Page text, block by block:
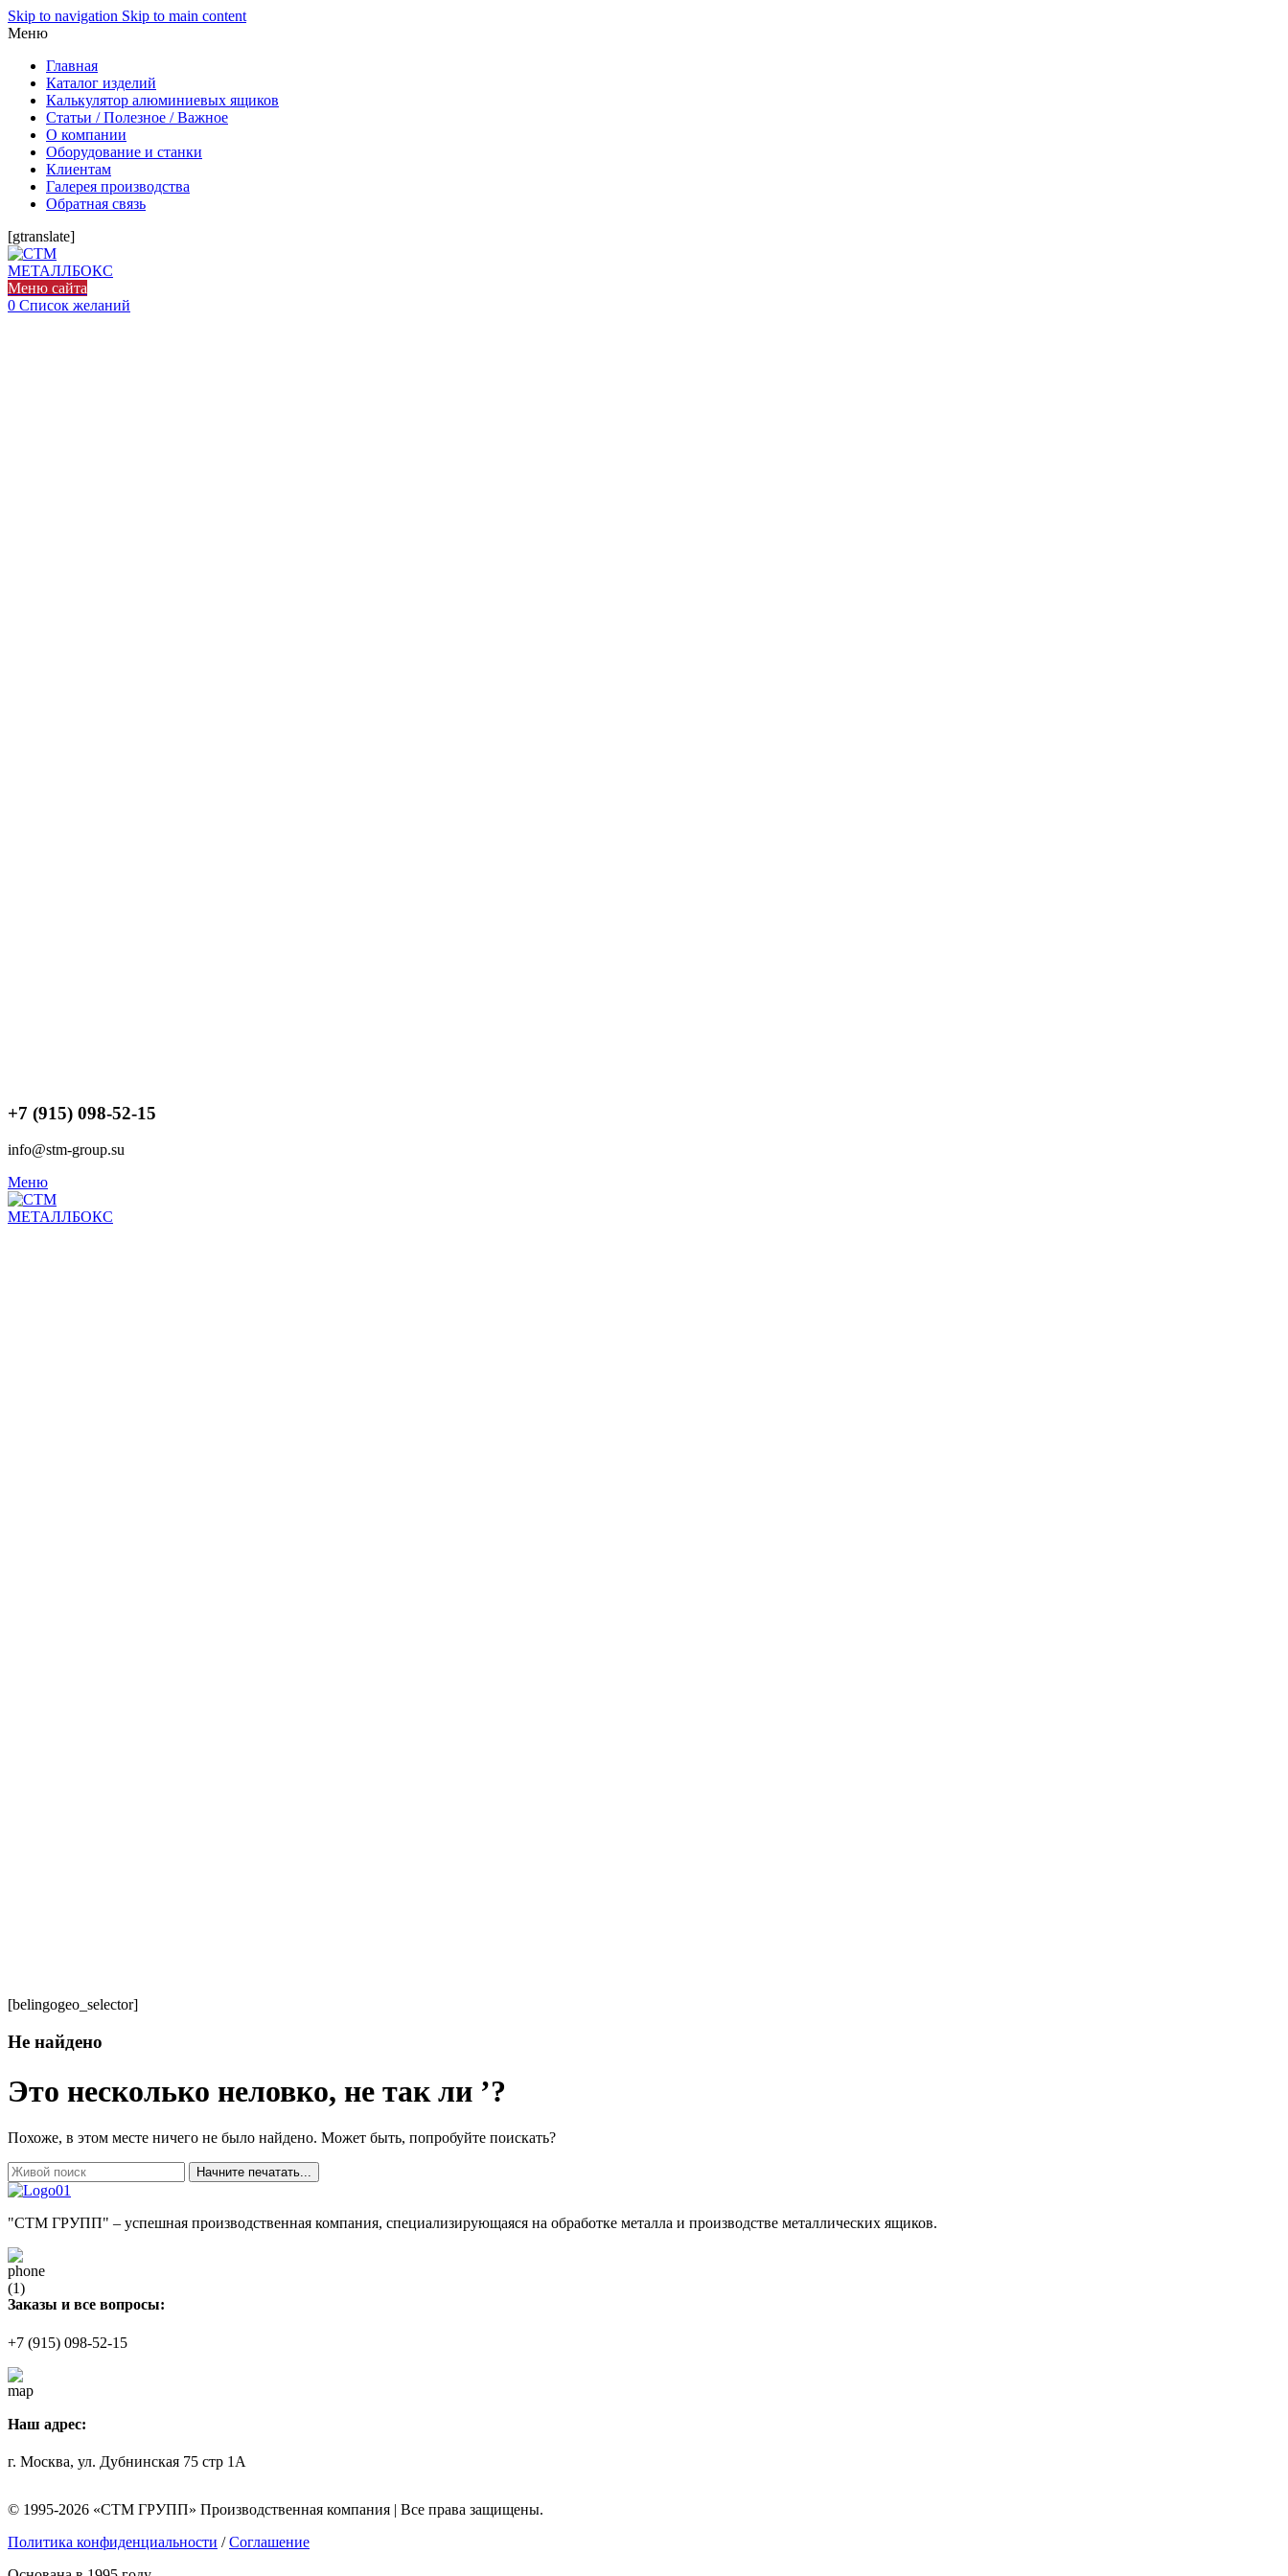
Skip to navigation Skip to main content
Меню
Главная
Каталог изделий
Калькулятор алюминиевых ящиков
Статьи / Полезное / Важное
О компании
Оборудование и станки
Клиентам
Галерея производства
Обратная связь
[gtranslate]
Меню сайта
0 Список желаний
+7 (915) 098-52-15
info@stm-group.su
Меню
[belingogeo_selector]
Не найдено
Это несколько неловко, не так ли ’?
Похоже, в этом месте ничего не было найдено. Может быть, попробуйте поискать?
Начните печатать...
"СТМ ГРУПП" – успешная производственная компания, специализирующаяся на обработке металла и производстве металлических ящиков.
Заказы и все вопросы:
+7 (915) 098-52-15
Наш адрес:
г. Москва, ул. Дубнинская 75 стр 1А
© 1995-2026 «СТМ ГРУПП» Производственная компания | Все права защищены.
Политика конфиденциальности /Соглашение